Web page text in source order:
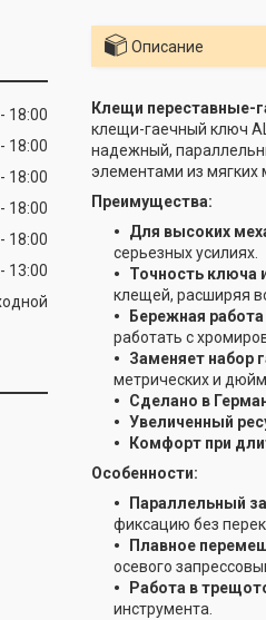
18:00
18:00
18:00
18:00
18:00
13:00
Описание
Клещи переставные-
клещи-гаечный ключ
надежный,
элементами из мягких
Преимущества:
Для высоких
серьезных усилиях.
Точность ключа
клещей, расширяя
Бережная
работать с
Заменяет набор
метрических и
Сделано в
Увеличенный
Комфорт при
Особенности:
Параллельный
фиксацию без
Плавное
осевого
Работа в
инструмента.